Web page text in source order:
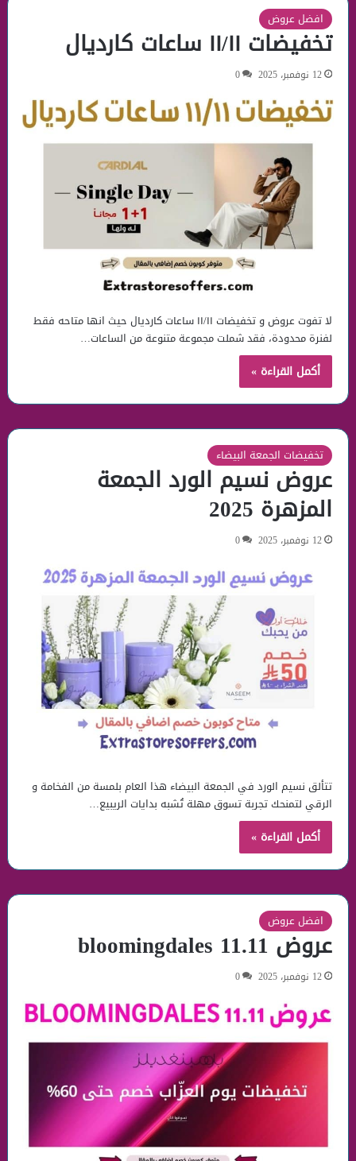
افضل عروض
تخفيضات ١١/١١ ساعات كارديال
12 نوفمبر، 2025 0
لا تفوت عروض و تخفيضات ١١/١١ ساعات كارديال حيث انها متاحه فقط
لفنرة محدودة، فقد شملت مجموعة متنوعة من الساعات…
أكمل القراءة »
تخفيضات الجمعة البيضاء
عروض نسيم الورد الجمعة
المزهرة 2025
12 نوفمبر، 2025 0
تتألق نسيم الورد في الجمعة البيضاء هذا العام بلمسة من الفخامة و
الرقي لتمنحك تجربة تسوق مهلة تُشبه بدايات الريبيع…
أكمل القراءة »
افضل عروض
عروض bloomingdales 11.11
12 نوفمبر، 2025 0